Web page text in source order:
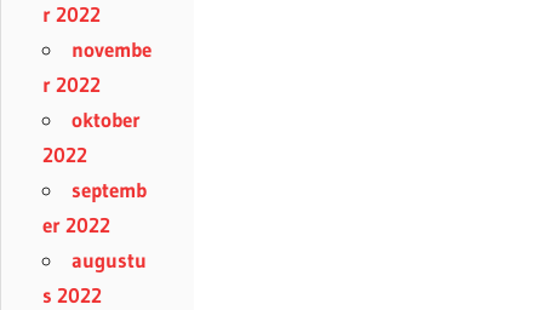
r 2022
novembe
r 2022
oktober
2022
septemb
er 2022
augustu
s 2022